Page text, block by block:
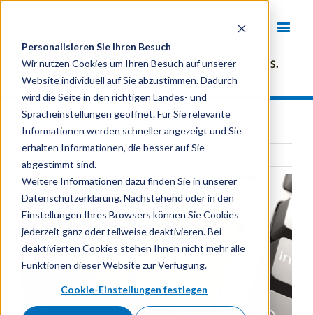
Personalisieren Sie Ihren Besuch
Wir nutzen Cookies um Ihren Besuch auf unserer
Website individuell auf Sie abzustimmen. Dadurch
wird die Seite in den richtigen Landes- und
Spracheinstellungen geöffnet. Für Sie relevante
Informationen werden schneller angezeigt und Sie
erhalten Informationen, die besser auf Sie
abgestimmt sind.
Weitere Informationen dazu finden Sie in unserer
Datenschutzerklärung. Nachstehend oder in den
Einstellungen Ihres Browsers können Sie Cookies
jederzeit ganz oder teilweise deaktivieren. Bei
deaktivierten Cookies stehen Ihnen nicht mehr alle
Funktionen dieser Website zur Verfügung.
Cookie-Einstellungen festlegen
Zur Blog-Übersicht